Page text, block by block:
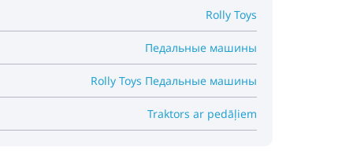
Rolly Toys
Педальные машины
Rolly Toys Педальные машины
Traktors ar pedāļiem